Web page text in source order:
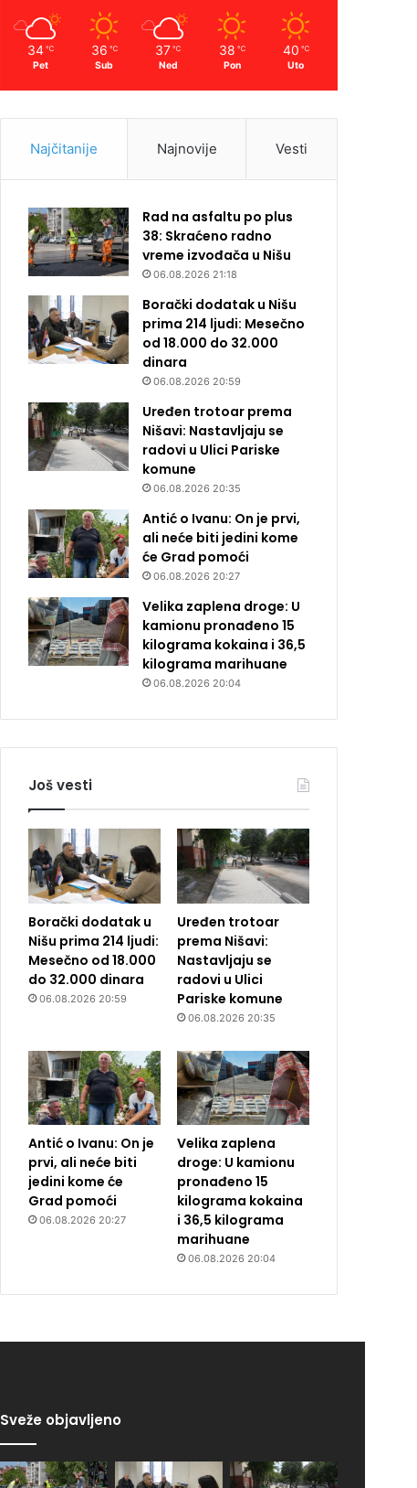
34 ℃
Pet
36 ℃
Sub
37 ℃
Ned
38 ℃
Pon
40 ℃
Uto
Najčitanije Najnovije Vesti
Rad na asfaltu po plus
38: Skraćeno radno
vreme izvođača u Nišu
06.08.2026 21:18
Borački dodatak u Nišu
prima 214 ljudi: Mesečno
od 18.000 do 32.000
dinara
06.08.2026 20:59
Uređen trotoar prema
Nišavi: Nastavljaju se
radovi u Ulici Pariske
komune
06.08.2026 20:35
Antić o Ivanu: On je prvi,
ali neće biti jedini kome
će Grad pomoći
06.08.2026 20:27
Velika zaplena droge: U
kamionu pronađeno 15
kilograma kokaina i 36,5
kilograma marihuane
06.08.2026 20:04
Još vesti
Borački dodatak u
Nišu prima 214 ljudi:
Mesečno od 18.000
do 32.000 dinara
06.08.2026 20:59
Uređen trotoar
prema Nišavi:
Nastavljaju se
radovi u Ulici
Pariske komune
06.08.2026 20:35
Antić o Ivanu: On je
prvi, ali neće biti
jedini kome će
Grad pomoći
06.08.2026 20:27
Velika zaplena
droge: U kamionu
pronađeno 15
kilograma kokaina
i 36,5 kilograma
marihuane
06.08.2026 20:04
Sveže objavljeno